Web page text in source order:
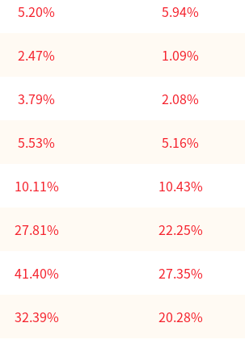
5.20% 5.94%
2.47% 1.09%
3.79% 2.08%
5.53% 5.16%
10.11% 10.43%
27.81% 22.25%
41.40% 27.35%
32.39% 20.28%